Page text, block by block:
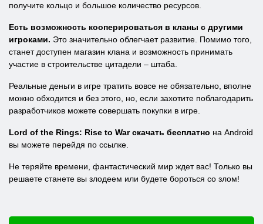
получите кольцо и большое количество ресурсов.
Есть возможность кооперироваться в кланы с другими
игроками. Это значительно облегчает развитие. Помимо того,
станет доступен магазин клана и возможность принимать
участие в строительстве цитадели – штаба.
Реальные деньги в игре тратить вовсе не обязательно, вполне
можно обходится и без этого, но, если захотите поблагодарить
разработчиков можете совершать покупки в игре.
Lord of the Rings: Rise to War скачать бесплатно на Android
вы можете перейдя по ссылке.
Не теряйте времени, фантастический мир ждет вас! Только вы
решаете станете вы злодеем или будете бороться со злом!